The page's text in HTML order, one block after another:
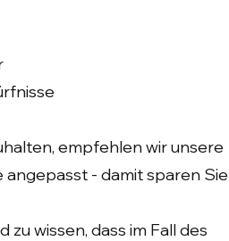
empfehlen wir unsere
- damit sparen Sie
wissen, dass im Fall des